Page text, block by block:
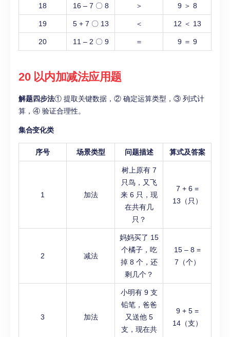
18 16 – 7 〇 8 ＞ 9 ＞ 8
19 5 + 7 〇 13 ＜ 12 ＜ 13
20 11 – 2 〇 9 ＝ 9 ＝ 9
20 以内加减法应用题
解题四步法① 提取关键数据，② 确定运算类型，③ 列式计
算，④ 验证合理性。
集合变化类
序号 场景类型 问题描述 算式及答案
1 加法
树上原有 7
只鸟，又飞
来 6 只，现
在共有几
只？
7 + 6 =
13（只）
2 减法
妈妈买了 15
个橘子，吃
掉 8 个，还
剩几个？
15 – 8 =
7（个）
3 加法
小明有 9 支
铅笔，爸爸
又送他 5
支，现在共
9 + 5 =
14（支）